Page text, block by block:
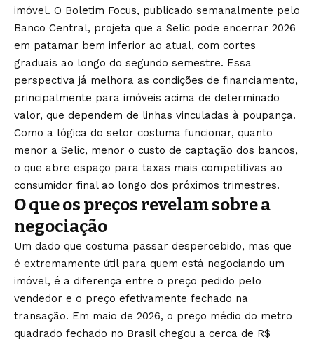
imóvel. O Boletim Focus, publicado semanalmente pelo
Banco Central, projeta que a Selic pode encerrar 2026
em patamar bem inferior ao atual, com cortes
graduais ao longo do segundo semestre. Essa
perspectiva já melhora as condições de financiamento,
principalmente para imóveis acima de determinado
valor, que dependem de linhas vinculadas à poupança.
Como a lógica do setor costuma funcionar, quanto
menor a Selic, menor o custo de captação dos bancos,
o que abre espaço para taxas mais competitivas ao
consumidor final ao longo dos próximos trimestres.
O que os preços revelam sobre a
negociação
Um dado que costuma passar despercebido, mas que
é extremamente útil para quem está negociando um
imóvel, é a diferença entre o preço pedido pelo
vendedor e o preço efetivamente fechado na
transação. Em maio de 2026, o preço médio do metro
quadrado fechado no Brasil chegou a cerca de R$